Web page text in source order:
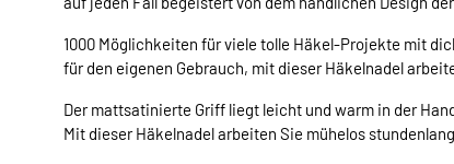
1000 Möglichkeiten für viele tolle Häkel-Projekte mit
für den eigenen Gebrauch, mit dieser Häkelnadel
Der mattsatinierte Griff liegt leicht und warm in der
Mit dieser Häkelnadel arbeiten Sie mühelos